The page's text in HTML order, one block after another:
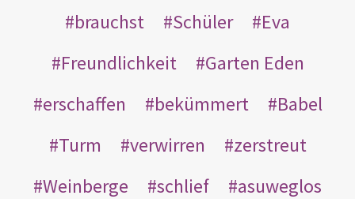
brauchst
Schüler
Eva
Freundlichkeit
Garten Eden
erschaffen
bekümmert
Babel
Turm
verwirren
zerstreut
Weinberge
schlief
asuweglos